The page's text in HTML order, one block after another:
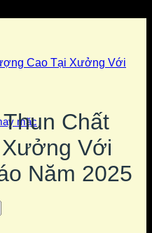
mặc
Chất
Với
Năm 2025